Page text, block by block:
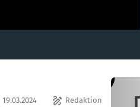
draw Redaktion
19.03.2024